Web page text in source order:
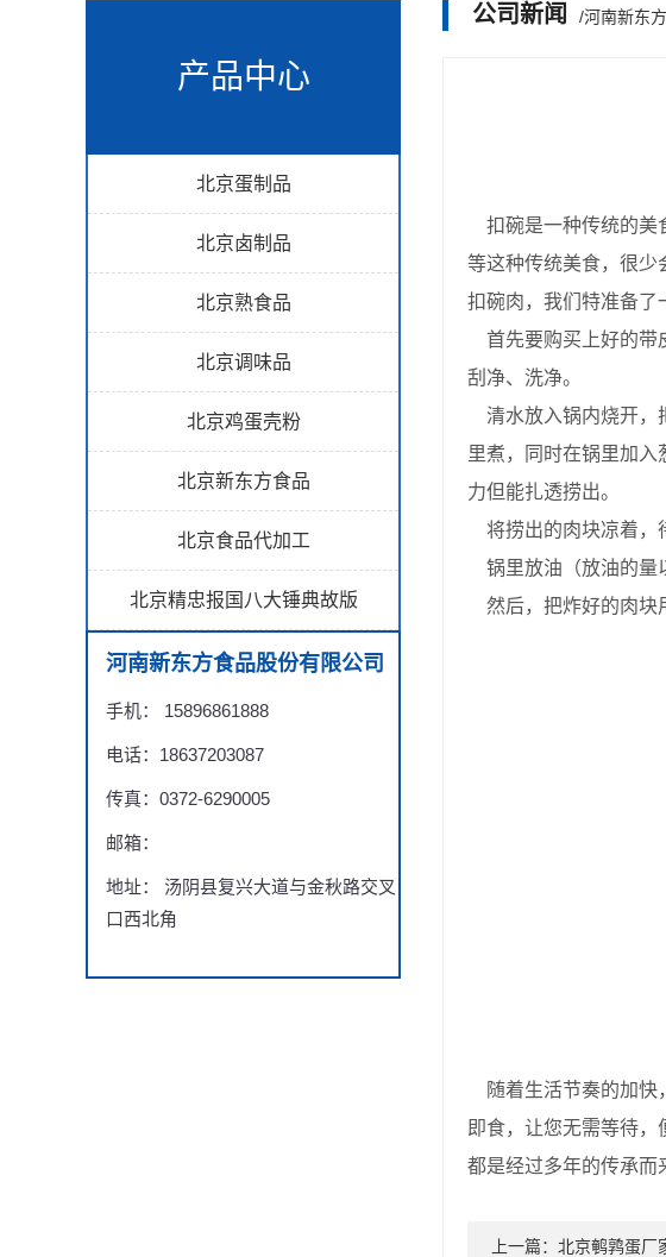
产品中心
北京蛋制品
北京卤制品
北京熟食品
北京调味品
北京鸡蛋壳粉
北京新东方食品
北京食品代加工
北京精忠报国八大锤典故版
河南新东方食品股份有限公司
手机： 15896861888
电话：18637203087
传真：0372-6290005
邮箱：
地址： 汤阴县复兴大道与金秋路交叉
口西北角
公司新闻 /河南新东
扣碗是一种传统的美
等这种传统美食，很少
扣碗肉，我们特准备了
首先要购买上好的带
刮净、洗净。
清水放入锅内烧开，
里煮，同时在锅里加
力但能扎透捞出。
将捞出的肉块凉着，
锅里放油（放油的量
然后，把炸好的肉块
随着生活节奏的加快
即食，让您无需等待
都是经过多年的传承而
上一篇： 北京鹌鹑蛋厂